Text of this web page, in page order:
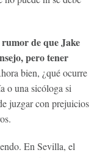
de que Jake
pero tener
bien, ¿qué ocurre
o una sicóloga si
juzgar con prejuicios
En Sevilla, el